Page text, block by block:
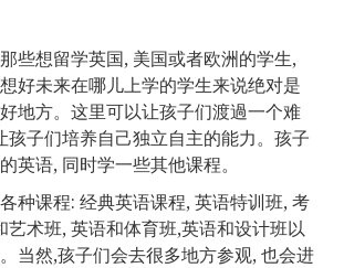
些想留学英国, 美国或者欧洲的学生,
好未来在哪儿上学的学生来说绝对是
地方。这里可以让孩子们渡過一个难
孩子们培养自己独立自主的能力。孩子
英语, 同时学一些其他课程。
种课程: 经典英语课程, 英语特训班, 考
艺术班, 英语和体育班,英语和设计班以
当然,孩子们会去很多地方参观, 也会进